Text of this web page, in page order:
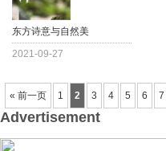
东方诗意与自然美
2021-09-27
« 前一页 1 2 3 4 5 6 7
Advertisement